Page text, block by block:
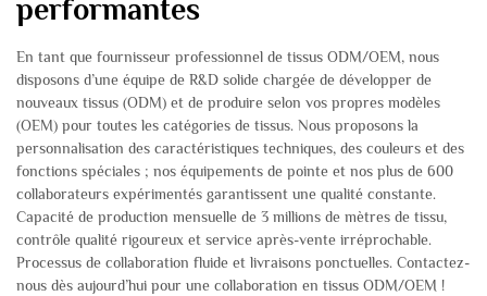
performantes
En tant que fournisseur professionnel de tissus ODM/OEM, nous
disposons d’une équipe de R&D solide chargée de développer de
nouveaux tissus (ODM) et de produire selon vos propres modèles
(OEM) pour toutes les catégories de tissus. Nous proposons la
personnalisation des caractéristiques techniques, des couleurs et des
fonctions spéciales ; nos équipements de pointe et nos plus de 600
collaborateurs expérimentés garantissent une qualité constante.
Capacité de production mensuelle de 3 millions de mètres de tissu,
contrôle qualité rigoureux et service après-vente irréprochable.
Processus de collaboration fluide et livraisons ponctuelles. Contactez-
nous dès aujourd’hui pour une collaboration en tissus ODM/OEM !